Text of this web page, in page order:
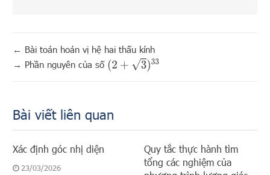
← Bài toán hoán vị hệ hai thấu kính
→ Phần nguyên của số (2+3) 33
Bài viết liên quan
Xác định góc nhị diện
23/03/2026
Quy tắc thực hành tìm
tổng các nghiệm của